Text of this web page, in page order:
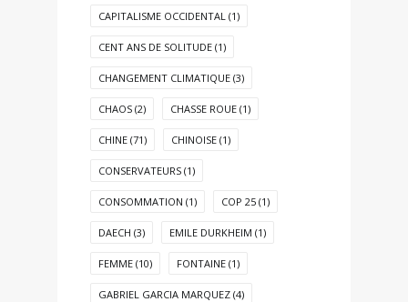
CAPITALISME OCCIDENTAL (1)
CENT ANS DE SOLITUDE (1)
CHANGEMENT CLIMATIQUE (3)
CHAOS (2) CHASSE ROUE (1)
CHINE (71) CHINOISE (1)
CONSERVATEURS (1)
CONSOMMATION (1) COP 25 (1)
DAECH (3) EMILE DURKHEIM (1)
FEMME (10) FONTAINE (1)
GABRIEL GARCIA MARQUEZ (4)